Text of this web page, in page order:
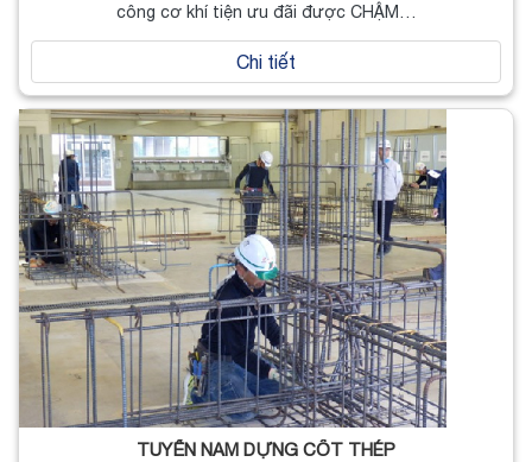
công cơ khí tiện ưu đãi được CHẬM…
Chi tiết
TUYỂN NAM DỰNG CỐT THÉP